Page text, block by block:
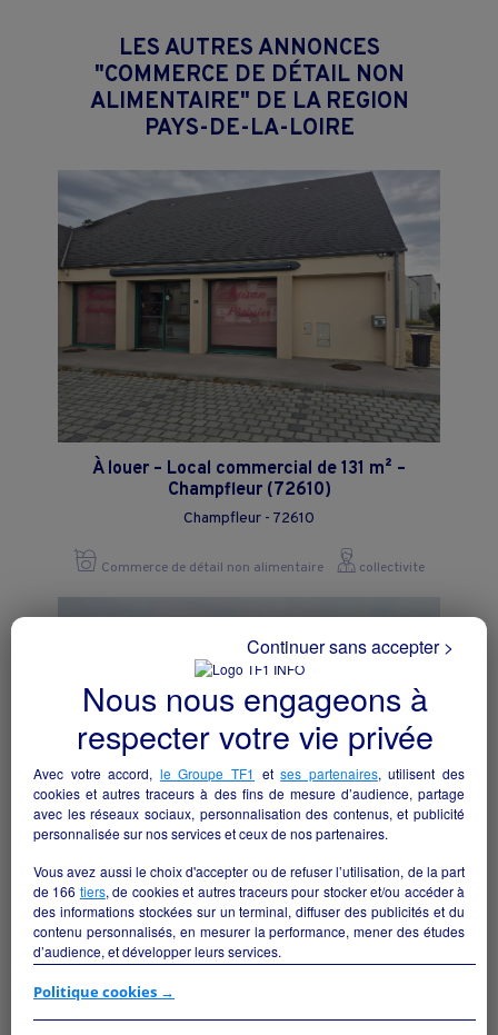
LES AUTRES ANNONCES
"COMMERCE DE DÉTAIL NON
ALIMENTAIRE" DE LA REGION
PAYS-DE-LA-LOIRE
À louer – Local commercial de 131 m² –
Champfleur (72610)
Champfleur - 72610
Commerce de détail non alimentaire collectivite
BAR-TABAC-PMU-FDJ
Sèvremoine - 49450
Nous nous engageons à
respecter votre vie privée
Avec votre accord, le Groupe TF1 etses partenaires, utilisent des
cookies et autres traceurs à des fins de mesure d’audience, partage
avec les réseaux sociaux, personnalisation des contenus, et publicité
personnalisée sur nos services et ceux de nos partenaires.
Vous avez aussi le choix d'accepter ou de refuser l’utilisation, de la part
de 166 tiers, de cookies et autres traceurs pour stocker et/ou accéder à
des informations stockées sur un terminal, diffuser des publicités et du
contenu personnalisés, en mesurer la performance, mener des études
d’audience, et développer leurs services.
Si vous continuez sans accepter, les fonctionnalités liées à la
Politique cookies →
Continuer sans accepter >